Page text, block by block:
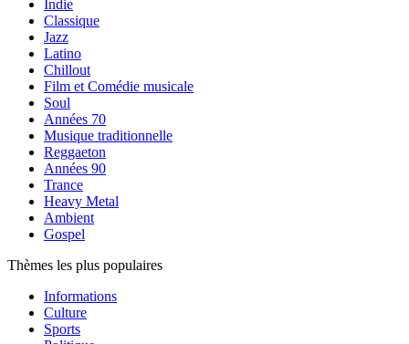
Indie
Classique
Jazz
Latino
Chillout
Film et Comédie musicale
Soul
Années 70
Musique traditionnelle
Reggaeton
Années 90
Trance
Heavy Metal
Ambient
Gospel
Thèmes les plus populaires
Informations
Culture
Sports